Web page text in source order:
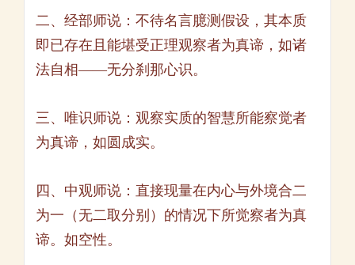
二、经部师说：不待名言臆测假设，其本质
即已存在且能堪受正理观察者为真谛，如诸
法自相——无分刹那心识。
三、唯识师说：观察实质的智慧所能察觉者
为真谛，如圆成实。
四、中观师说：直接现量在内心与外境合二
为一（无二取分别）的情况下所觉察者为真
谛。如空性。